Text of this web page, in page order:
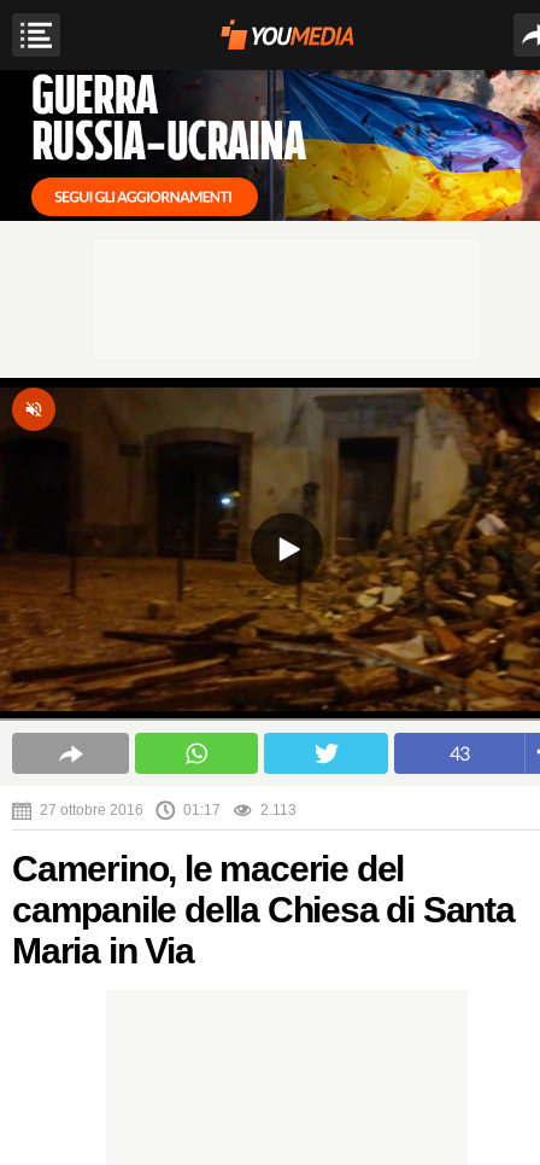
43
27 ottobre 2016 01:17 2.113
Camerino, le macerie del
campanile della Chiesa di Santa
Maria in Via